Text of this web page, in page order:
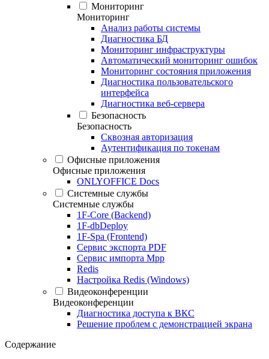
Мониторинг
Мониторинг
Анализ работы системы
Диагностика БД
Мониторинг инфраструктуры
Автоматический мониторинг ошибок
Мониторинг состояния приложения
Диагностика пользовательского
интерфейса
Диагностика веб-сервера
Безопасность
Безопасность
Сквозная авторизация
Аутентификация по токенам
Офисные приложения
Офисные приложения
ONLYOFFICE Docs
Системные службы
Системные службы
1F-Core (Backend)
1F-dbDeploy
1F-Spa (Frontend)
Сервис экспорта PDF
Сервис импорта Mpp
Redis
Настройка Redis (Windows)
Видеоконференции
Видеоконференции
Диагностика доступа к ВКС
Решение проблем с демонстрацией экрана
Содержание